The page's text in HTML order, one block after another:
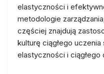
elastyczności i
metodologie
częściej znajdują
kulturę ciągłego
elastyczności i ciągłego